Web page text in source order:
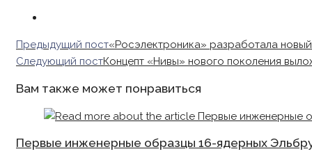
Read
more
Предыдущий пост«Росэлектроника» разработала
Следующий постКонцепт «Нивы» нового поколения
Вам также может понравиться
Первые инженерные образцы 16-ядерных